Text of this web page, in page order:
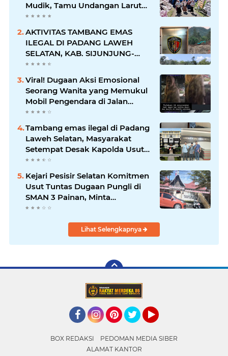
Mudik, Tamu Undangan Larut
dalam Suasana Penuh
AKTIVITAS TAMBANG EMAS
ILEGAL DI PADANG LAWEH
SELATAN, KAB. SIJUNJUNG-
SUMBAR SEMAKIN
MERAJALELA
Viral! Dugaan Aksi Emosional
Seorang Wanita yang Memukul
Mobil Pengendara di Jalan
Khatib Sulaiman
Tambang emas ilegal di Padang
Laweh Selatan, Masyarakat
Setempat Desak Kapolda Usut
Tuntas
Kejari Pesisir Selatan Komitmen
Usut Tuntas Dugaan Pungli di
SMAN 3 Painan, Minta
Inspektorat Sumbar Lakukan
Lihat Selengkapnya
BOX REDAKSI
PEDOMAN MEDIA SIBER
ALAMAT KANTOR